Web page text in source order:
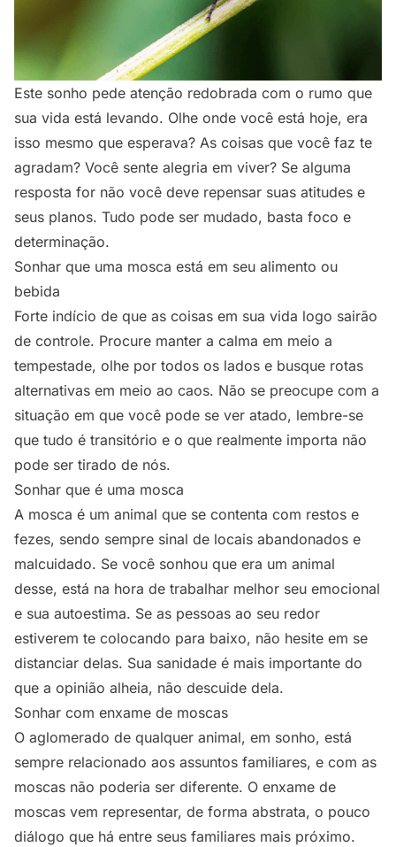
Este sonho pede atenção redobrada com o rumo que
sua vida está levando. Olhe onde você está hoje, era
isso mesmo que esperava? As coisas que você faz te
agradam? Você sente alegria em viver? Se alguma
resposta for não você deve repensar suas atitudes e
seus planos. Tudo pode ser mudado, basta foco e
determinação.
Sonhar que uma mosca está em seu alimento ou
bebida
Forte indício de que as coisas em sua vida logo sairão
de controle. Procure manter a calma em meio a
tempestade, olhe por todos os lados e busque rotas
alternativas em meio ao caos. Não se preocupe com a
situação em que você pode se ver atado, lembre-se
que tudo é transitório e o que realmente importa não
pode ser tirado de nós.
Sonhar que é uma mosca
A mosca é um animal que se contenta com restos e
fezes, sendo sempre sinal de locais abandonados e
malcuidado. Se você sonhou que era um animal
desse, está na hora de trabalhar melhor seu emocional
e sua autoestima. Se as pessoas ao seu redor
estiverem te colocando para baixo, não hesite em se
distanciar delas. Sua sanidade é mais importante do
que a opinião alheia, não descuide dela.
Sonhar com enxame de moscas
O aglomerado de qualquer animal, em sonho, está
sempre relacionado aos assuntos familiares, e com as
moscas não poderia ser diferente. O enxame de
moscas vem representar, de forma abstrata, o pouco
diálogo que há entre seus familiares mais próximo.